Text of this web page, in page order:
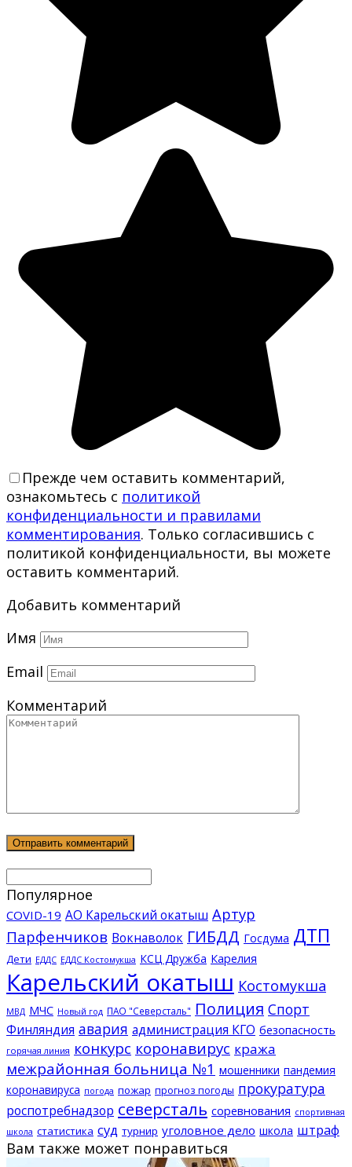
Прежде чем оставить комментарий,
ознакомьтесь с политикой
конфиденциальности и правилами
комментирования. Только согласившись с
политикой конфиденциальности, вы можете
оставить комментарий.
Добавить комментарий
Имя
Email
Комментарий
Популярное
COVID-19 АО Карельский окатыш Артур
Парфенчиков Вокнаволок ГИБДД Госдума ДТП
Дети ЕДДС ЕДДС Костомукша КСЦ Дружба Карелия
Карельский окатыш Костомукша
МВД МЧС Новый год ПАО "Северсталь" Полиция Спорт
Финляндия авария администрация КГО безопасность
горячая линия конкурс коронавирус кража
межрайонная больница №1 мошенники пандемия
коронавируса погода пожар прогноз погоды прокуратура
роспотребнадзор северсталь соревнования спортивная
школа статистика суд турнир уголовное дело школа штраф
Вам также может понравиться